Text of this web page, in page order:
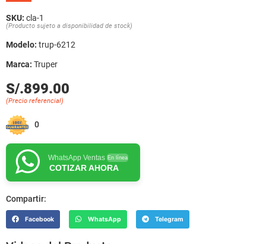
SKU: cla-1
(Producto sujeto a disponibilidad de stock)
Modelo: trup-6212
Marca: Truper
S/.899.00
(Precio referencial)
0
WhatsApp Ventas En línea
COTIZAR AHORA
Compartir:
Facebook WhatsApp Telegram